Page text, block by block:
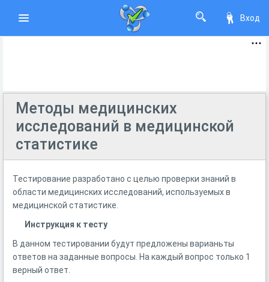
Вход
Методы медицинских
исследований в медицинской
статистике
Тестирование разработано с целью проверки знаний в
области медицинских исследований, используемых в
медицинской статистике.
Инструкция к тесту
В данном тестировании будут предложены варианьты
ответов на заданные вопросы. На каждый вопрос только 1
верный ответ.